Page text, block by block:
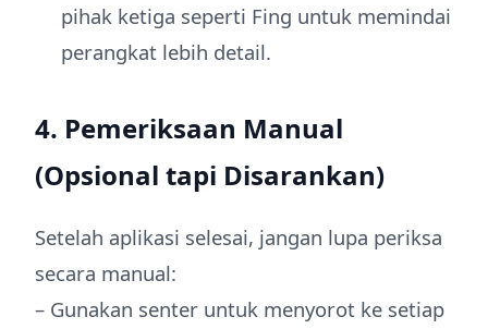
pihak ketiga seperti Fing untuk memindai
perangkat lebih detail.
4. Pemeriksaan Manual
(Opsional tapi Disarankan)
Setelah aplikasi selesai, jangan lupa periksa
secara manual:
– Gunakan senter untuk menyorot ke setiap